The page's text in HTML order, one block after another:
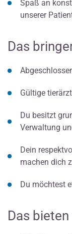
Spaß an
unserer
Das
Gültige
Du besitzt
Verwaltung
Dein
machen dich
Du möchtest
Das